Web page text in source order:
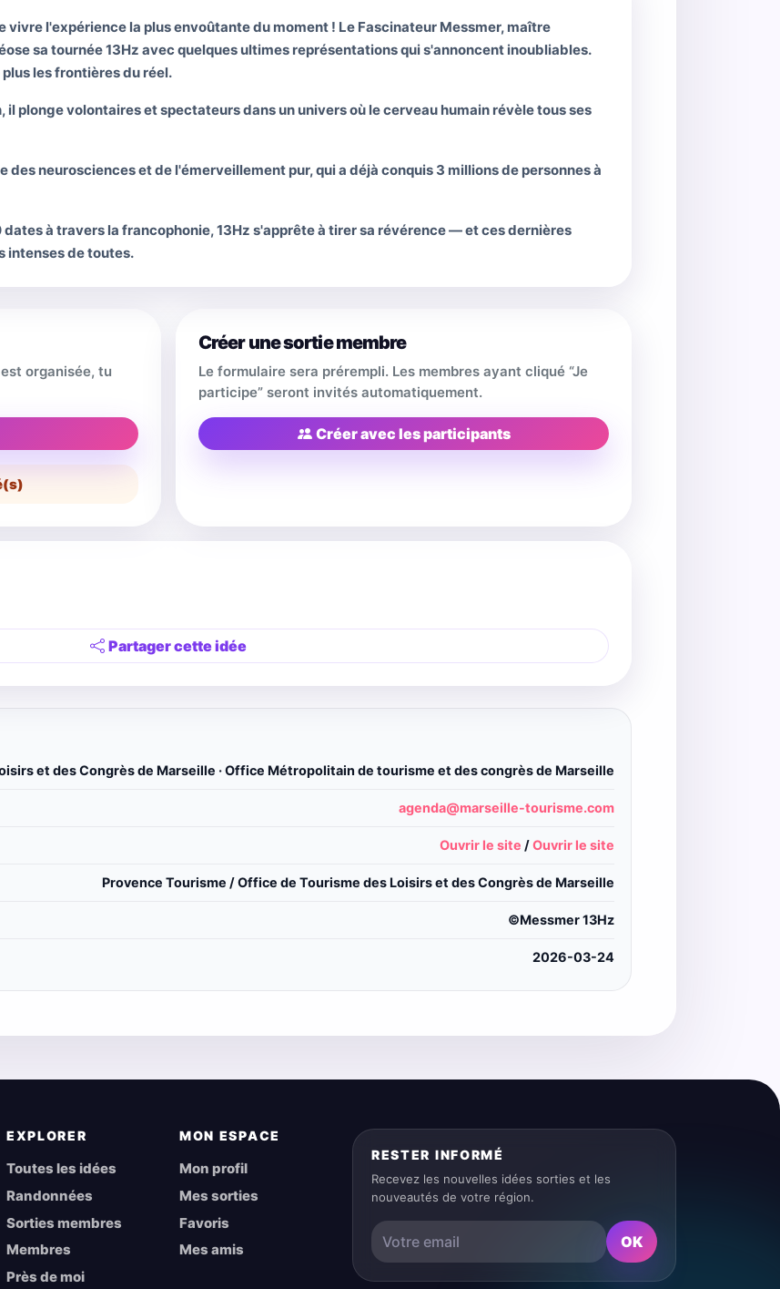
vivre l'expérience la plus envoûtante du moment ! Le Fascinateur Messmer, maître
sa tournée 13Hz avec quelques ultimes représentations qui s'annoncent inoubliables.
les frontières du réel.
plonge volontaires et spectateurs dans un univers où le cerveau humain révèle tous ses
des neurosciences et de l'émerveillement pur, qui a déjà conquis 3 millions de personnes à
à travers la francophonie, 13Hz s'apprête à tirer sa révérence — et ces dernières
intenses de toutes.
organisée, tu
Créer une sortie membre
Le formulaire sera prérempli. Les membres ayant cliqué “Je
participe” seront invités automatiquement.
Créer avec les participants
Partager cette idée
et des Congrès de Marseille · Office Métropolitain de tourisme et des congrès de Marseille
agenda@marseille-tourisme.com
Ouvrir le site /Ouvrir le site
Provence Tourisme / Office de Tourisme des Loisirs et des Congrès de Marseille
©Messmer 13Hz
2026-03-24
EXPLORER
Toutes les idées
Randonnées
Sorties membres
Membres
Près de moi
MON ESPACE
Mon profil
Mes sorties
Favoris
Mes amis
RESTER INFORMÉ
Recevez les nouvelles idées sorties et les
nouveautés de votre région.
OK